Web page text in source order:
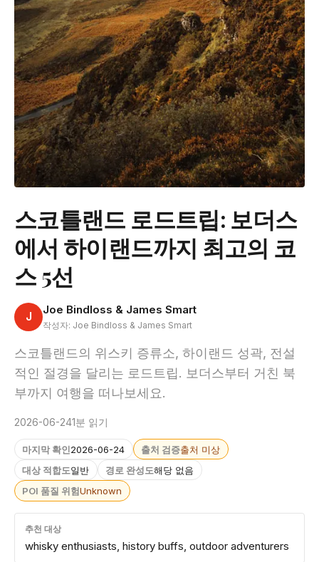
스코틀랜드 로드트립: 보더스
에서 하이랜드까지 최고의 코
스 5선
J Joe Bindloss & James Smart
작성자: Joe Bindloss & James Smart
스코틀랜드의 위스키 증류소, 하이랜드 성곽, 전설
적인 절경을 달리는 로드트립. 보더스부터 거친 북
부까지 여행을 떠나보세요.
2026-06-241분 읽기
마지막 확인2026-06-24 출처 검증출처 미상
대상 적합도일반 경로 완성도해당 없음
POI 품질 위험Unknown
추천 대상
whisky enthusiasts, history buffs, outdoor adventurers